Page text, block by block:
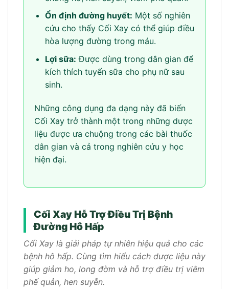
Ổn định đường huyết: Một số nghiên
cứu cho thấy Cối Xay có thể giúp điều
hòa lượng đường trong máu.
Lợi sữa: Được dùng trong dân gian để
kích thích tuyến sữa cho phụ nữ sau
sinh.
Những công dụng đa dạng này đã biến
Cối Xay trở thành một trong những dược
liệu được ưa chuộng trong các bài thuốc
dân gian và cả trong nghiên cứu y học
hiện đại.
Cối Xay Hỗ Trợ Điều Trị Bệnh
Đường Hô Hấp
Cối Xay là giải pháp tự nhiên hiệu quả cho các
bệnh hô hấp. Cùng tìm hiểu cách dược liệu này
giúp giảm ho, long đờm và hỗ trợ điều trị viêm
phế quản, hen suyễn.